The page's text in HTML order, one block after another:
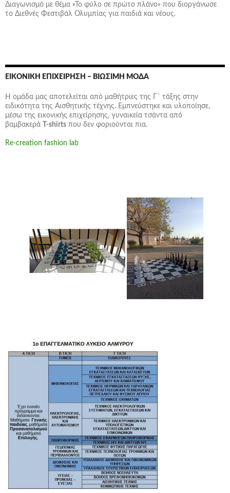
Διαγωνισμό με θέμα «Το φύλο σε πρώτο πλάνο» που διοργάνωσε
το Διεθνές Φεστιβάλ Ολυμπίας για παιδιά και νέους.
ΕΙΚΟΝΙΚΉ ΕΠΙΧΕΊΡΗΣΗ – ΒΙΏΣΙΜΗ ΜΌΔΑ
Η ομάδα μας αποτελείται από μαθήτριες της Γ΄ τάξης στην
ειδικότητα της Αισθητικής τέχνης. Εμπνεύστηκε και υλοποίησε,
μέσω της εικονικής επιχείρησης, γυναικεία τσάντα από
βαμβακερά
T-shirts που δεν φοριούνται πια.
Re-creation fashion lab